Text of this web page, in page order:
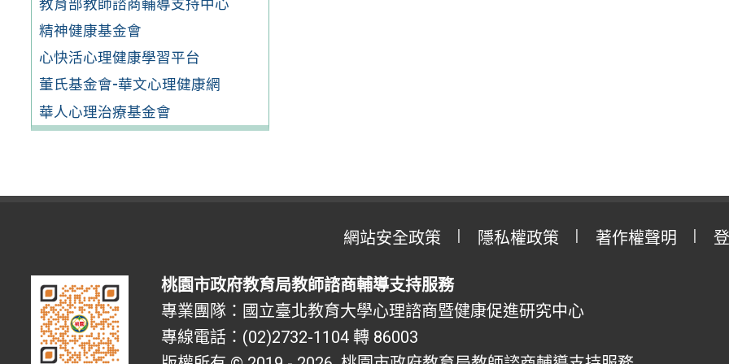
教育部教師諮商輔導支持中心
精神健康基金會
心快活心理健康學習平台
董氏基金會-華文心理健康網
華人心理治療基金會
網站安全政策 隱私權政策 著作權聲明
桃園市政府教育局教師諮商輔導支持服務
專業團隊：國立臺北教育大學心理諮商暨健康促進研究中心
專線電話：(02)2732-1104 轉 86003